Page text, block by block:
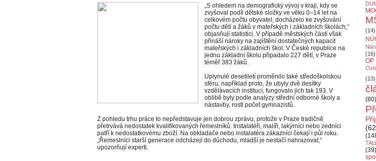
„S ohledem na demografický vývoj v kraji, kdy se
zvyšoval podíl dětské složky ve věku 0–14 let na
celkovém počtu obyvatel, docházelo ke zvyšování
počtu dětí a žáků v mateřských i základních školách,“
objasňují statistici. V případě městských částí však
přináší nároky na zajištění dostatečných kapacit
mateřských i základních škol. V České republice na
jednu základní školu připadalo 227 dětí, v Praze
téměř 383 žáků.
Uplynulé desetiletí proměnilo také středoškolskou
sféru, například proto, že ubyly dvě desítky
vzdělávacích institucí, fungovalo jich tak 193. V
oblibě byly podle analýzy střední odborné školy a
nástavby, rostl počet gymnazistů.
Z pohledu trhu práce to nepředstavuje jen dobrou zprávu, protože v Praze tradičně
přetrvává nedostatek kvalifikovaných řemeslníků. Instalatéři, malíři, lakýrníci nebo zedníci
patří k nedostatkovému zboží. Na obkladače nebo instalatéra zákazníci čekají i půl roku.
„Řemeslníci starší generace odcházejí do důchodu, mladší je nestačí nahrazovat,“
upozorňují experti.
(14)
(16)
(13)
(80)
(39)